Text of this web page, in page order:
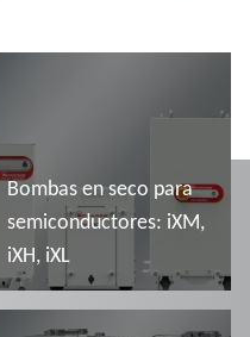
Bombas en seco para
semiconductores: iXM,
iXH, iXL